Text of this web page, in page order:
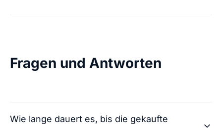
Fragen und Antworten
Wie lange dauert es, bis die gekaufte